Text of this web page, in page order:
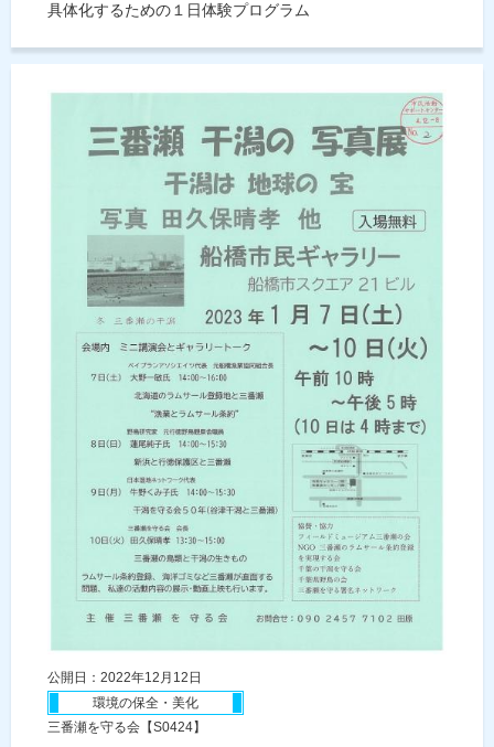
具体化するための１日体験プログラム
公開日：2022年12月12日
環境の保全・美化
三番瀬を守る会【S0424】